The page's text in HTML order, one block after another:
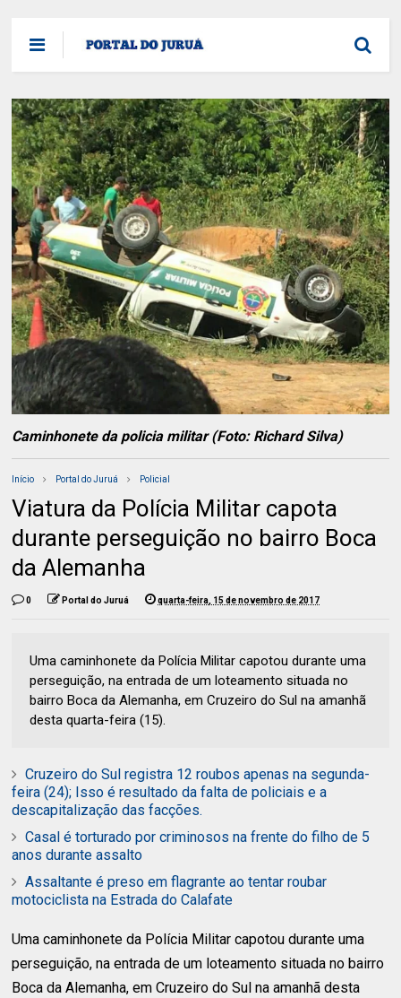
Caminhonete da policia militar (Foto: Richard Silva)
Início Portal do Juruá Policial
Viatura da Polícia Militar capota
durante perseguição no bairro Boca
da Alemanha
0 Portal do Juruá quarta-feira, 15 de novembro de 2017
Uma caminhonete da Polícia Militar capotou durante uma
perseguição, na entrada de um loteamento situada no
bairro Boca da Alemanha, em Cruzeiro do Sul na amanhã
desta quarta-feira (15).
Cruzeiro do Sul registra 12 roubos apenas na segunda-
feira (24); Isso é resultado da falta de policiais e a
descapitalização das facções.
Casal é torturado por criminosos na frente do filho de 5
anos durante assalto
Assaltante é preso em flagrante ao tentar roubar
motociclista na Estrada do Calafate
Uma caminhonete da Polícia Militar capotou durante uma
perseguição, na entrada de um loteamento situada no bairro
Boca da Alemanha, em Cruzeiro do Sul na amanhã desta